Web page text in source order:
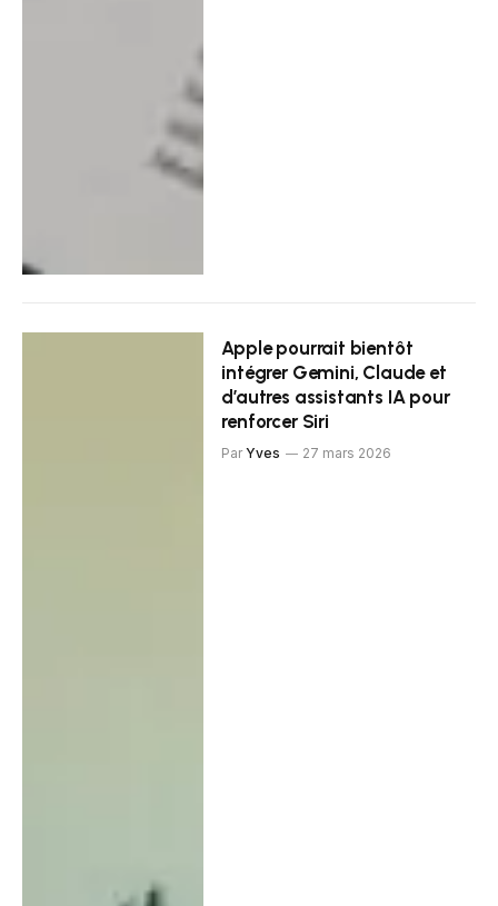
Apple pourrait bientôt
intégrer Gemini, Claude et
d’autres assistants IA pour
renforcer Siri
Par Yves 27 mars 2026